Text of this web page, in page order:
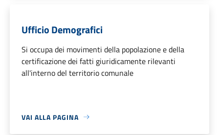
Ufficio Demografici
Si occupa dei movimenti della popolazione e della
certificazione dei fatti giuridicamente rilevanti
all'interno del territorio comunale
VAI ALLA PAGINA